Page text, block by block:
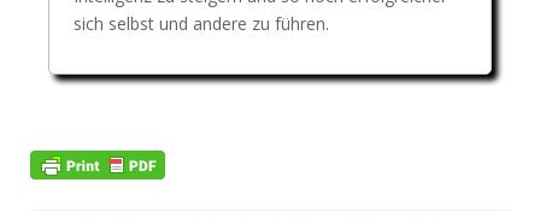
sich selbst und andere zu führen.